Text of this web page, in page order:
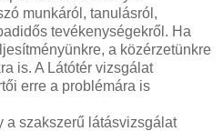
munkáról, tanulásról,
tevékenységekről. Ha
a közérzetünkre
is. A Látótér vizsgálat
erre a problémára is
a szakszerű látásvizsgálat